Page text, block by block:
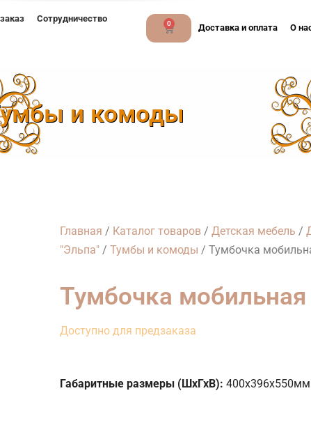
Сотрудничество 0 Доставка и оплата О
и комоды
Главная / Каталог товаров / Детская мебель /
"Эльпа" / Тумбы и комоды / Тумбочка
Тумбочка мобильная
Доступно для предзаказа
Габаритные размеры (ШхГхВ): 400х396х550мм